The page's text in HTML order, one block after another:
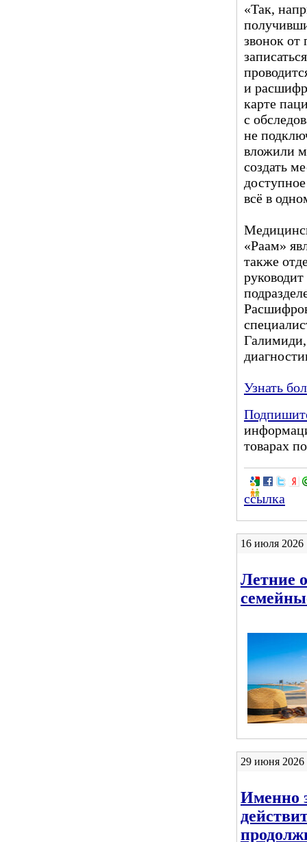
«Так,
звонок от
и
карте
с
не
вложили
создать
всё в
«Раам»
также
Галимиди,
Узнать
товарах
ссылка
16 июля 2026
Летние
29 июня 2026
Именно